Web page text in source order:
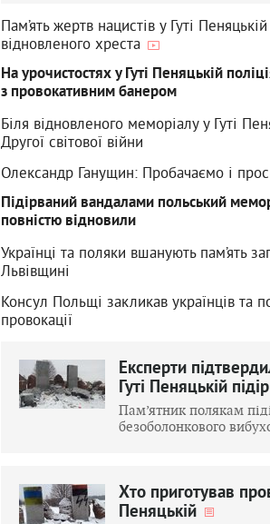
Пам’ять жертв нацистів у Гуті
відновленого хреста
На урочистостях у Гуті Пеняцькій
з провокативним банером
Біля відновленого меморіалу у Гуті
Другої світової війни
Олександр Ганущин: Пробачаємо і
Підірваний вандалами польський
повністю відновили
Українці та поляки вшанують пам’ять
Львівщині
Консул Польщі закликав українців та
провокації
Експерти
Гуті Пеняцькій
Пам’ятник полякам
безоболонкового
Хто приготував
Пеняцькій